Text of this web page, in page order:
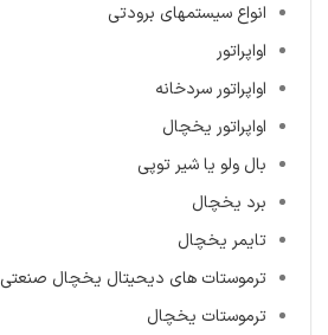
انواع سیستمهای برودتی
اواپراتور
اواپراتور سردخانه
اواپراتور یخچال
بال ولو یا شیر توپی
برد یخچال
تایمر یخچال
ترموستات های دیحیتال یخچال صنعتی
ترموستات یخچال